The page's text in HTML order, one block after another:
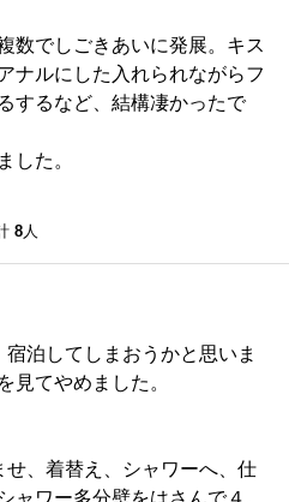
数でしごきあいに発展。キス
ナルにした入れられながらフ
するなど、結構凄かったで
した。
8人
泊してしまおうかと思いま
見てやめました。
、着替え、シャワーへ、仕
ャワー多分壁をはさんで４、